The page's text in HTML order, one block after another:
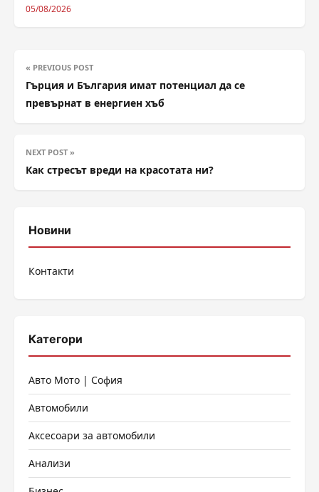
05/08/2026
« PREVIOUS POST
Гърция и България имат потенциал да се
превърнат в енергиен хъб
NEXT POST »
Как стресът вреди на красотата ни?
Новини
Контакти
Категори
Авто Мото | София
Автомобили
Аксесоари за автомобили
Анализи